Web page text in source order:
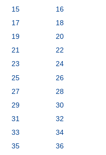
15
16
17
18
19
20
21
22
23
24
25
26
27
28
29
30
31
32
33
34
35
36